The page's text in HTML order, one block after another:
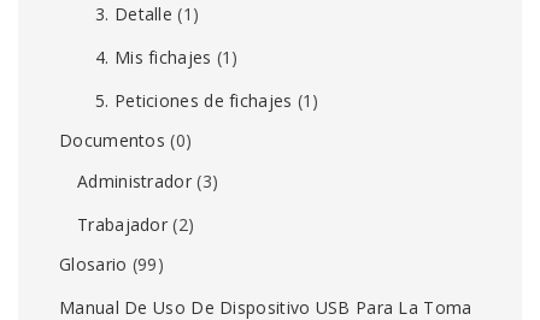
3. Detalle (1)
4. Mis fichajes (1)
5. Peticiones de fichajes (1)
Documentos (0)
Administrador(3)
Trabajador (2)
Glosario (99)
Manual De Uso De Dispositivo USB Para La Toma